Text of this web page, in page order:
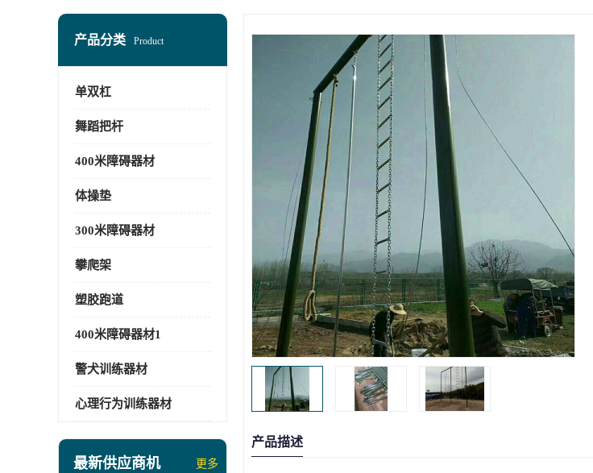
产品分类 Product
单双杠
舞蹈把杆
400米障碍器材
体操垫
300米障碍器材
攀爬架
塑胶跑道
400米障碍器材1
警犬训练器材
心理行为训练器材
最新供应商机 更多
产品描述